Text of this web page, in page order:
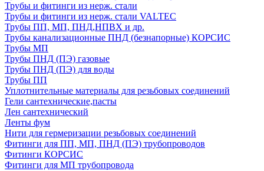
Трубы и фитинги из нерж. стали
Трубы и фитинги из нерж. стали VALTEC
Трубы ПП, МП, ПНД,НПВХ и др.
Трубы канализационные ПНД (безнапорные) КОРСИС
Трубы МП
Трубы ПНД (ПЭ) газовые
Трубы ПНД (ПЭ) для воды
Трубы ПП
Уплотнительные материалы для резьбовых соединений
Гели сантехнические,пасты
Лен сантехнический
Ленты фум
Нити для гермеризации резьбовых соединений
Фитинги для ПП, МП, ПНД (ПЭ) трубопроводов
Фитинги КОРСИС
Фитинги для МП трубопровода